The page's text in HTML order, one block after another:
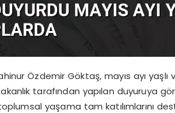
Özdemir Göktaş, mayıs ayı yaşlı
tarafından yapılan duyuruya
yaşama tam katılımlarını